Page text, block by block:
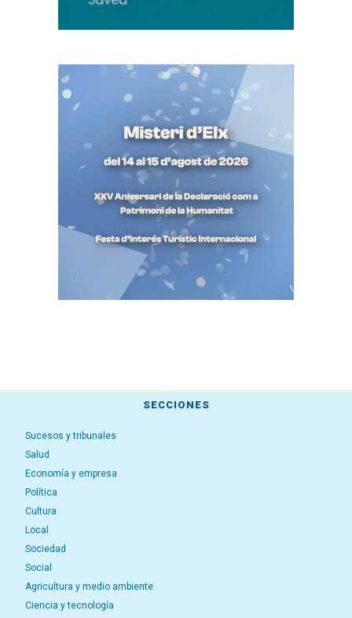
SECCIONES
Sucesos y tribunales
Salud
Economía y empresa
Política
Cultura
Local
Sociedad
Social
Agricultura y medio ambiente
Ciencia y tecnología